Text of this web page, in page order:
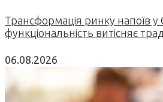
Трансформація ринку напоїв у
функціональність витісняє
06.08.2026